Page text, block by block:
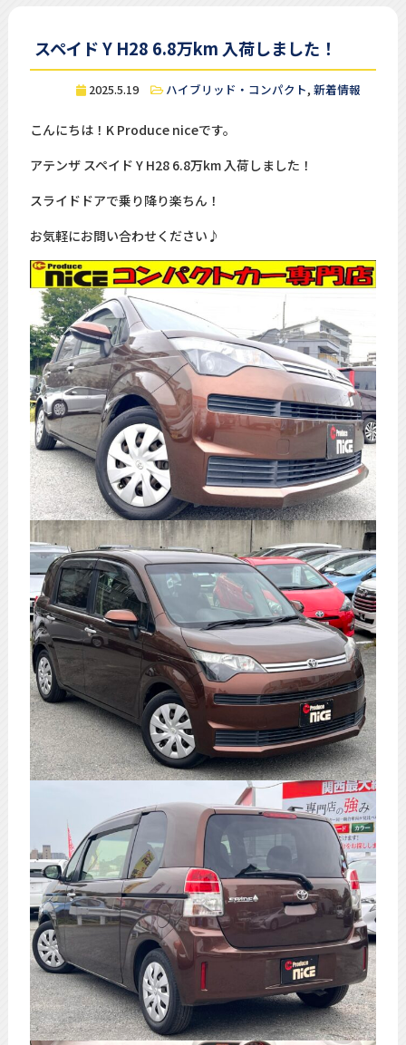
スペイド Y H28 6.8万km 入荷しました！
2025.5.19 ハイブリッド・コンパクト,新着情報
こんにちは！K Produce niceです。
アテンザ スペイド Y H28 6.8万km 入荷しました！
スライドドアで乗り降り楽ちん！
お気軽にお問い合わせください♪